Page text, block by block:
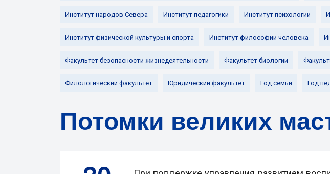
Институт народов Севера Институт педагогики Институт психологии
Институт физической культуры и спорта Институт философии человека
Факультет безопасности жизнедеятельности Факультет биологии
Филологический факультет Юридический факультет Год семьи Год
Потомки великих